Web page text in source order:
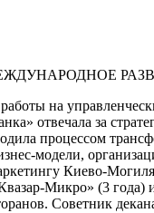
на
отвечала за
процессом
модели,
Киево-
Микро» (3 года)
Советник